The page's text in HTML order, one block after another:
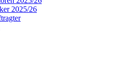
2025/26